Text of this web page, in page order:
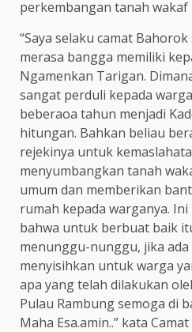
perkembangan tanah wakaf
“Saya selaku camat
merasa bangga memiliki
Ngamenkan Tarigan.
sangat perduli kepada
beberaoa tahun menjadi
hitungan. Bahkan beliau
rejekinya untuk
menyumbangkan tanah
umum dan memberikan
rumah kepada warganya.
bahwa untuk berbuat baik
menunggu-nunggu, jika
menyisihkan untuk warga
apa yang telah dilakukan
Pulau Rambung semoga di
Maha Esa.amin..” kata